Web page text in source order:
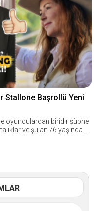
Stallone Başrollü Yeni
oyunculardan biridir şüphe
ve şu an 76 yaşında ol